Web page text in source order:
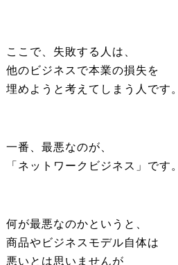
ここで、失敗する人は、
他のビジネスで本業の損失を
埋めようと考えてしまう人です。
一番、最悪なのが、
「ネットワークビジネス」です。
何が最悪なのかというと、
商品やビジネスモデル自体は
悪いとは思いませんが